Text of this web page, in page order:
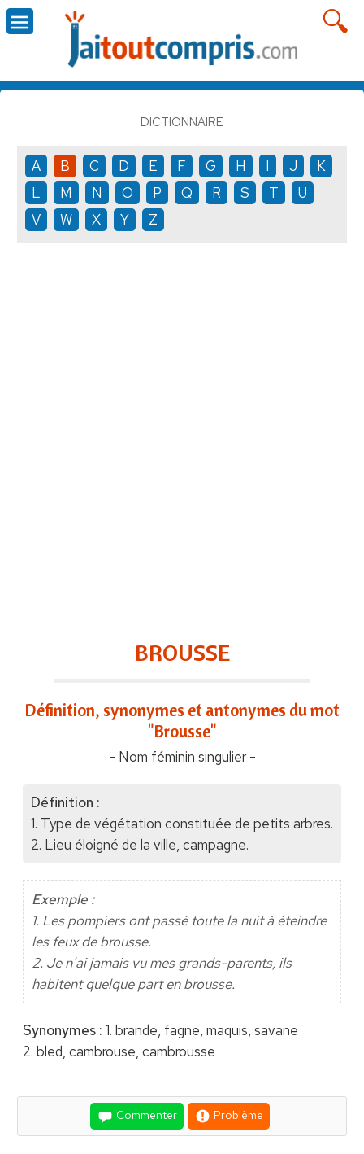
DICTIONNAIRE
A B C D E F G H I J
K
L
M N O P Q R S T
U
V
W X Y Z
BROUSSE
Définition, synonymes et antonymes du mot
"Brousse"
- Nom féminin singulier -
Définition :
1. Type de végétation constituée de petits arbres.
2. Lieu éloigné de la ville, campagne.
Exemple :
1. Les pompiers ont passé toute la nuit à éteindre
les feux de brousse.
2. Je n'ai jamais vu mes grands-parents, ils
habitent quelque part en brousse.
Synonymes : 1. brande, fagne, maquis, savane
2. bled, cambrouse, cambrousse
Commenter Problème